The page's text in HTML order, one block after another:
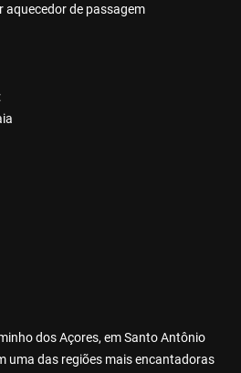
aquecedor de passagem
dos Açores, em Santo Antônio
uma das regiões mais encantadoras